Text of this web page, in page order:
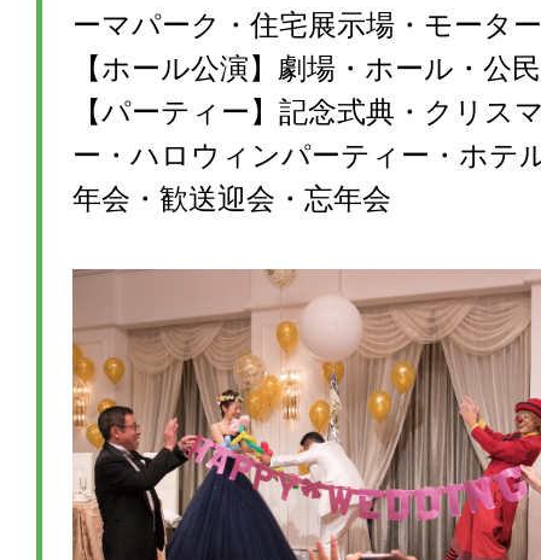
ーマパーク・住宅展示場・モータ
【ホール公演】劇場・ホール・公
【パーティー】記念式典・クリス
ー・ハロウィンパーティー・ホテ
年会・歓送迎会・忘年会